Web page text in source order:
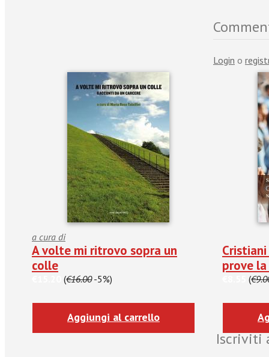
Login o
a cura di
A volte mi ritrovo sopra un
colle
(€16.00-5%)
Aggiungi al carrello
prove
(
Iscriviti